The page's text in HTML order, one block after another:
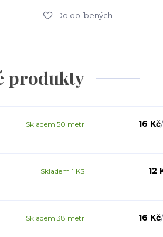
Do oblíbených
produkty
16 Kč/
Skladem 50 metr
12
Skladem 1 KS
16 Kč/
Skladem 38 metr